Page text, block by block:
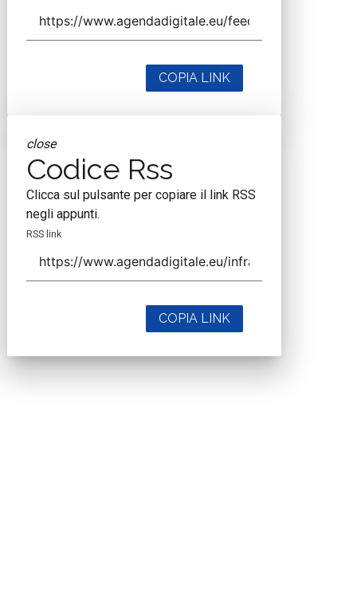
COPIA LINK
close
Codice Rss
Clicca sul pulsante per copiare il link RSS
negli appunti.
RSS link
COPIA LINK